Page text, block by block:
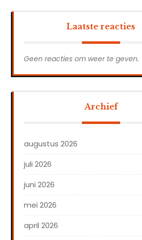
Laatste reacties
Geen reacties om weer te geven.
Archief
augustus 2026
juli 2026
juni 2026
mei 2026
april 2026